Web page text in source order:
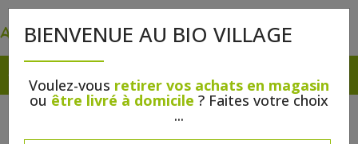
BIENVENUE AU BIO VILLAGE
Voulez-vous retirer vos achats en magasin
ou être livré à domicile ? Faites votre choix
...